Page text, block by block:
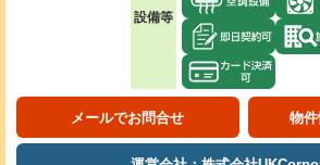
設備等
メールでお問合せ 物